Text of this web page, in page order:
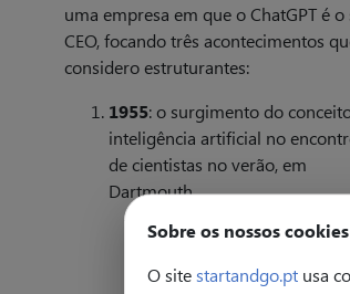
Sobre os nossos cookies
O sitestartandgo.pt usa
uma empresa em que o ChatGPT é o
CEO, focando três acontecimentos
considero estruturantes:
1955: o surgimento do
inteligência artificial no
de cientistas no verão, em
Dartmouth.